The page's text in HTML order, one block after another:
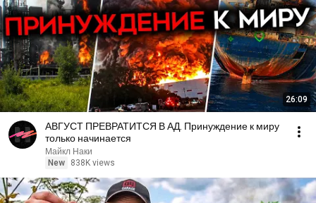
26:09
АВГУСТ ПРЕВРАТИТСЯ В АД. Принуждение к миру
только начинается
Майкл Наки
New
838K views